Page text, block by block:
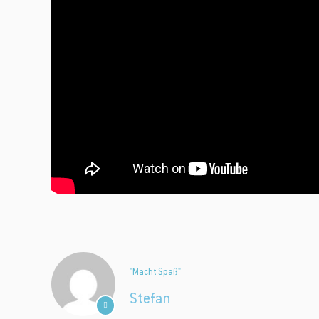
"Macht Spaß"
Stefan
Du erhältst